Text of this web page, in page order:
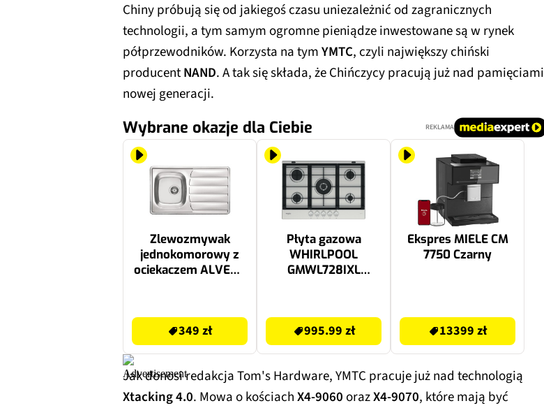
Chiny próbują się od jakiegoś czasu uniezależnić od zagranicznych
technologii, a tym samym ogromne pieniądze inwestowane są w rynek
półprzewodników. Korzysta na tymYMTC, czyli największy chiński
producentNAND. A tak się składa, że Chińczycy pracują już nad pamięciami
nowej generacji.
Wybrane okazje dla Ciebie REKLAMA
Zlewozmywak
jednokomorowy z
ociekaczem ALVEUS
349 zł
Płyta gazowa
WHIRLPOOL
GMWL728IXL
iXelium
995.99 zł
Ekspres MIELE CM
7750 Czarny
13399 zł
Jak donosi redakcja Tom's Hardware, YMTC pracuje już nad technologią
Xtacking 4.0. Mowa o kościachX4-9060orazX4-9070, które mają być